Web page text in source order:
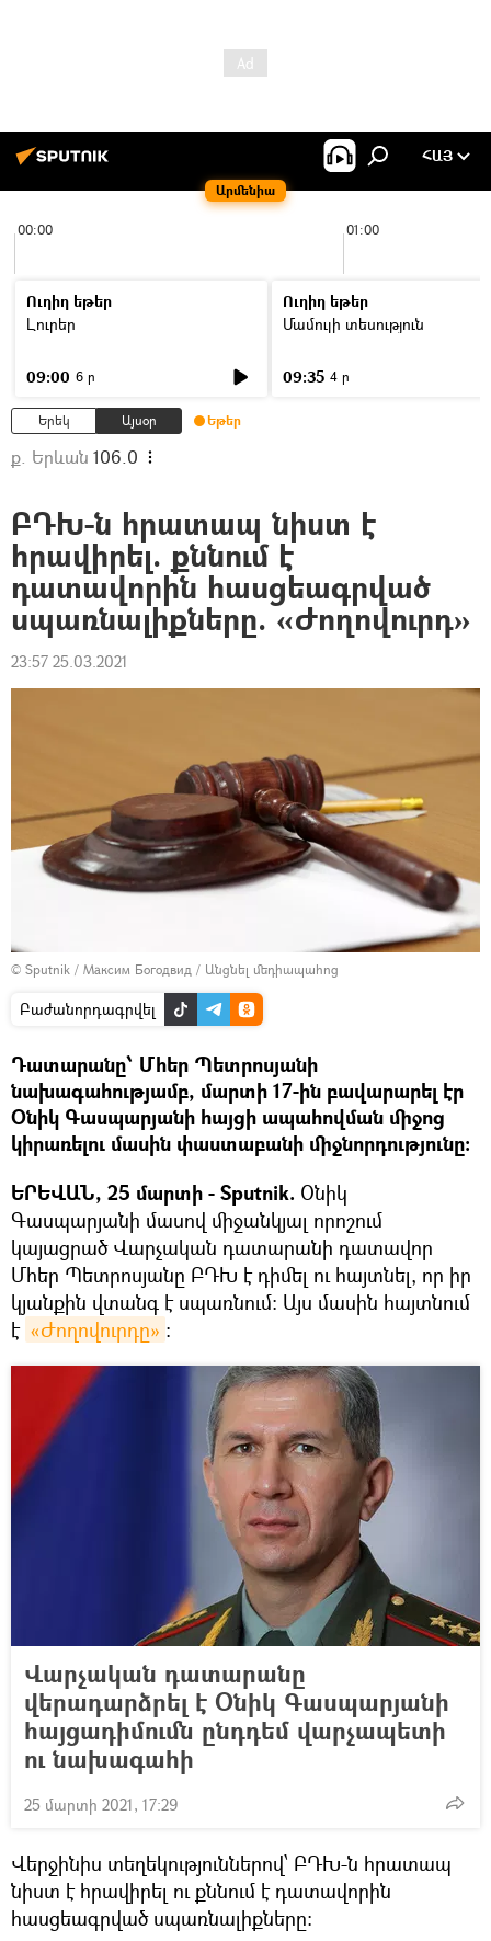
Արմենիա
ՀԱՅ
00:00 01:00
Ուղիղ եթեր
Լուրեր
09:00 6 ր
Ուղիղ եթեր
Մամուլի տեսություն
09:35 4 ր
Երեկ Այսօր Եթեր
ք. Երևան 106.0
ԲԴԽ-ն հրատապ նիստ է
հրավիրել. քննում է
դատավորին հասցեագրված
սպառնալիքները. «Ժողովուրդ»
23:57 25.03.2021
© Sputnik / Максим Богодвид / Անցնել մեդիապահոց
Բաժանորդագրվել
Դատարանը՝ Մհեր Պետրոսյանի
նախագահությամբ, մարտի 17-ին բավարարել էր
Օնիկ Գասպարյանի հայցի ապահովման միջոց
կիրառելու մասին փաստաբանի միջնորդությունը։
ԵՐԵՎԱՆ, 25 մարտի - Sputnik. Օնիկ
Գասպարյանի մասով միջանկյալ որոշում
կայացրած Վարչական դատարանի դատավոր
Մհեր Պետրոսյանը ԲԴԽ է դիմել ու հայտնել, որ իր
կյանքին վտանգ է սպառնում։ Այս մասին հայտնում
է «Ժողովուրդը» :
Վարչական դատարանը
վերադարձրել է Օնիկ Գասպարյանի
հայցադիմումն ընդդեմ վարչապետի
ու նախագահի
25 մարտի 2021, 17:29
Վերջինիս տեղեկություններով՝ ԲԴԽ-ն հրատապ
նիստ է հրավիրել ու քննում է դատավորին
հասցեագրված սպառնալիքները։